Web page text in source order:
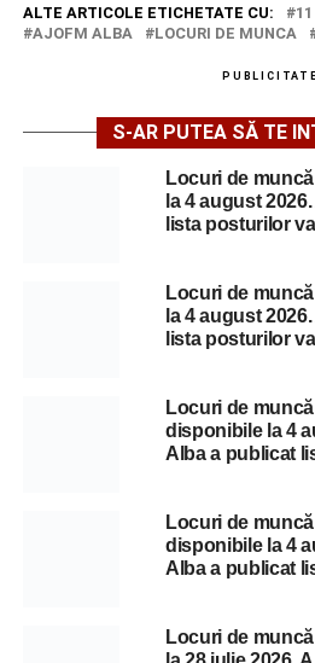
ALTE ARTICOLE ETICHETATE CU:
AJOFM ALBA
LOCURI DE MUNCA
PUBLICITATE
S-AR PUTEA SĂ TE
Locuri de
la 4 august
lista posturilor
Locuri de
la 4 august
lista posturilor
Locuri de
disponibile la 4
Alba a publicat
Locuri de
disponibile la 4
Alba a publicat
Locuri de